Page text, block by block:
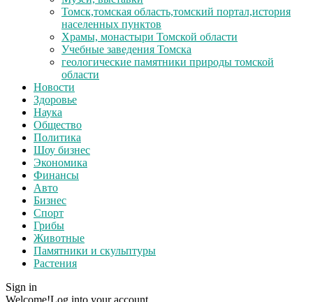
Томск,томская область,томский портал,история
населенных пунктов
Храмы, монастыри Томской области
Учебные заведения Томска
геологические памятники природы томской
области
Новости
Здоровье
Наука
Общество
Политика
Шоу бизнес
Экономика
Финансы
Авто
Бизнес
Спорт
Грибы
Животные
Памятники и скульптуры
Растения
Sign in
Welcome!Log into your account